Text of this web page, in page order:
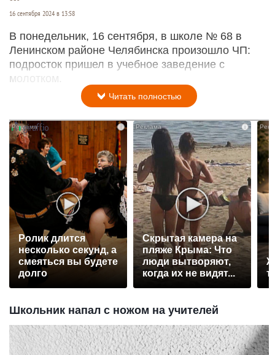
16 сентября 2024 в 13:58
В понедельник, 16 сентября, в школе № 68 в
Ленинском районе Челябинска произошло ЧП:
подросток пришел в учебное заведение с
молотком.
Читать полностью
Ролик длится
несколько секунд, а
смеяться вы будете
долго
i
Скрытая камера на
пляже Крыма: Что
люди вытворяют,
когда их не видят...
Школьник напал с ножом на учителей